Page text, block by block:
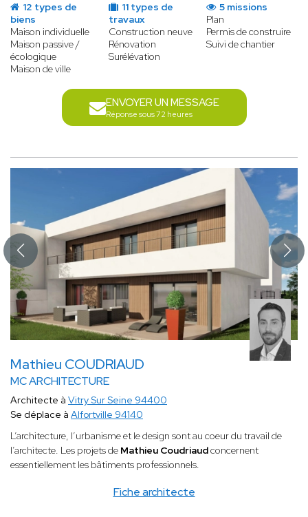
12 types de
biens
Maison individuelle
Maison passive /
écologique
Maison de ville
11 types de
travaux
Construction neuve
Rénovation
Surélévation
5 missions
Plan
Permis de construire
Suivi de chantier
ENVOYER UN MESSAGE
Réponse sous 72 heures
Mathieu COUDRIAUD
MC ARCHITECTURE
Fiche architecte
Architecte à Vitry Sur Seine 94400
Se déplace à Alfortville 94140
L’architecture, l’urbanisme et le design sont au coeur du travail de
l’architecte. Les projets de Mathieu Coudriaudconcernent
essentiellement les bâtiments professionnels.